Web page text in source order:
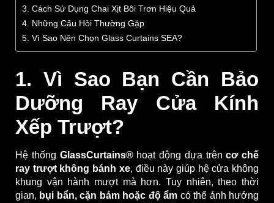
3. Cách Sử Dụng Chai Xịt Bôi Trơn Hiệu Quả
4. Những Câu Hỏi Thường Gặp
5. Vì Sao Nên Chọn Glass Curtains SEA?
1. Vì Sao Bạn Cần Bảo
Dưỡng Ray Cửa Kính
Xếp Trượt?
Hệ thống GlassCurtains®hoạt động dựa trêncơ chế
ray trượt không bánh xe, điều này giúp hệ cửa không
khung vận hành mượt mà hơn. Tuy nhiên, theo thời
gian, bụi bẩn, cặn bám hoặc độ ẩm có thể ảnh hưởng